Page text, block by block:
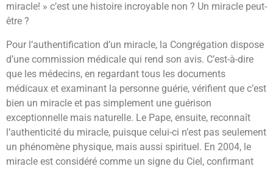
miracle! » c’est une histoire incroyable non ? Un miracle peut-
être ?
Pour l’authentification d’un miracle, la Congrégation dispose
d’une commission médicale qui rend son avis. C’est-à-dire
que les médecins, en regardant tous les documents
médicaux et examinant la personne guérie, vérifient que c’est
bien un miracle et pas simplement une guérison
exceptionnelle mais naturelle. Le Pape, ensuite, reconnaît
l’authenticité du miracle, puisque celui-ci n’est pas seulement
un phénomène physique, mais aussi spirituel. En 2004, le
miracle est considéré comme un signe du Ciel, confirmant